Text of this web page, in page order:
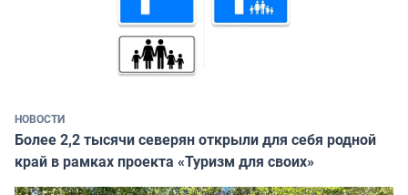
НОВОСТИ
Более 2,2 тысячи северян открыли для себя родной
край в рамках проекта «Туризм для своих»